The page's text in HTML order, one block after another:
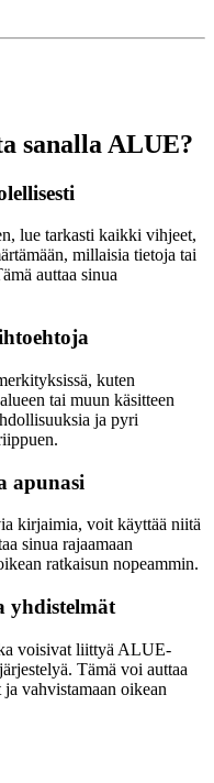
sanalla ALUE?
lue tarkasti kaikki vihjeet,
millaisia tietoja tai
auttaa sinua
kuten
tai muun käsitteen
ja pyri
apunasi
kirjaimia, voit käyttää niitä
sinua rajaamaan
ratkaisun nopeammin.
yhdistelmät
voisivat liittyä ALUE-
Tämä voi auttaa
vahvistamaan oikean